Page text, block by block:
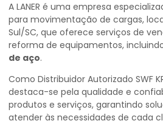
A LANER é uma empresa
para movimentação de cargas,
Sul/SC, que oferece serviços de
reforma de equipamentos,
de aço.
Como Distribuidor Autorizado SWF
destaca-se pela qualidade e
produtos e serviços, garantindo
atender às necessidades de cada